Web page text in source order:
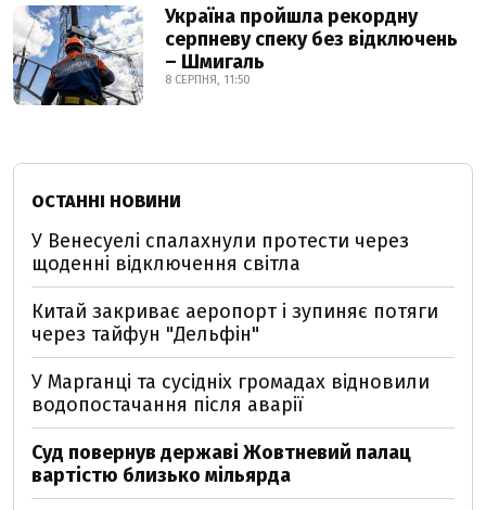
Україна пройшла рекордну
серпневу спеку без відключень
– Шмигаль
8 СЕРПНЯ, 11:50
ОСТАННІ НОВИНИ
У Венесуелі спалахнули протести через
щоденні відключення світла
Китай закриває аеропорт і зупиняє потяги
через тайфун "Дельфін"
У Марганці та сусідніх громадах відновили
водопостачання після аварії
Суд повернув державі Жовтневий палац
вартістю близько мільярда